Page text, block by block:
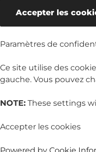
Accepter les
Paramètres de
Ce site utilise des
gauche. Vous pouvez
NOTE: These settings
Accepter les cookies